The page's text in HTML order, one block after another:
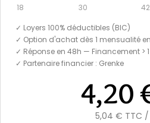
18 30 42
✓ Loyers 100% déductibles (BIC)
✓ Option d'achat dès 1 mensualité
✓ Réponse en 48h — Financement >
✓ Partenaire financier : Grenke
4,20
5,04 € TTC